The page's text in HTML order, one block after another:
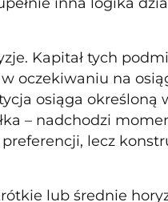
Kapitał tych
oczekiwaniu na
osiąga określoną
– nadchodzi
lecz
lub średnie